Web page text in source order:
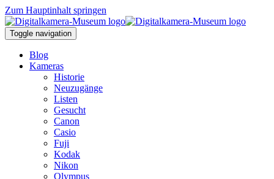
Zum Hauptinhalt springen
Toggle navigation
Blog
Kameras
Historie
Neuzugänge
Listen
Gesucht
Canon
Casio
Fuji
Kodak
Nikon
Olympus